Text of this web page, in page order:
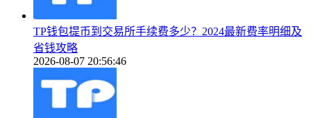
TP钱包提币到交易所手续费多少？2024最新费率明细及
省钱攻略
2026-08-07 20:56:46